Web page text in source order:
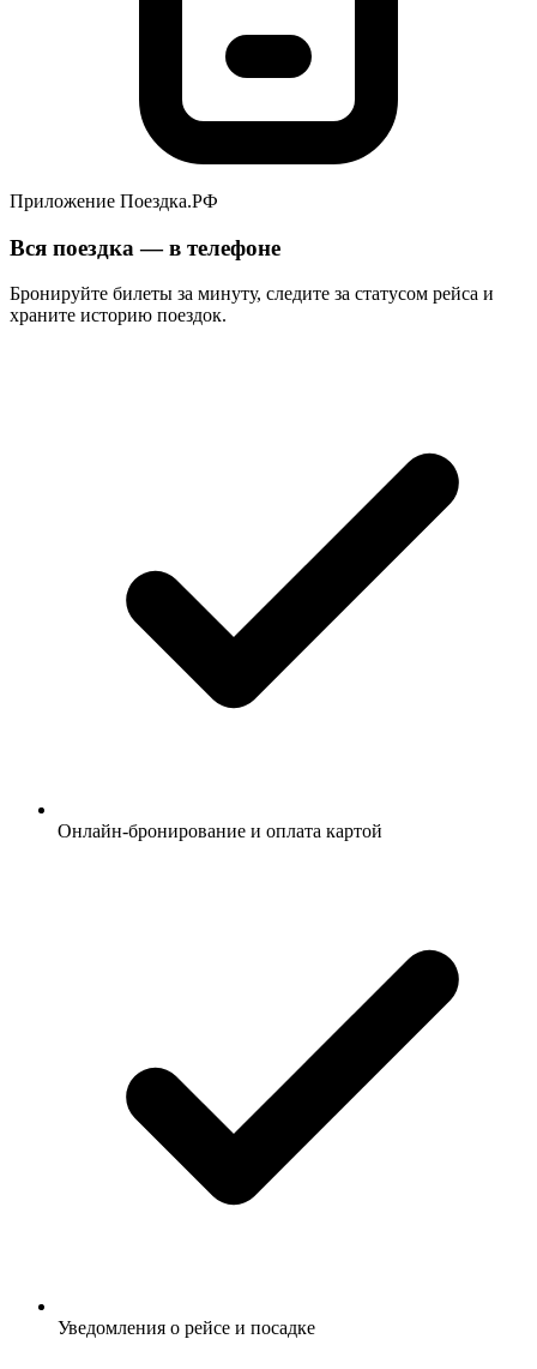
Приложение Поездка.РФ
Вся поездка — в телефоне
Бронируйте билеты за минуту, следите за статусом рейса и
храните историю поездок.
Онлайн-бронирование и оплата картой
Уведомления о рейсе и посадке